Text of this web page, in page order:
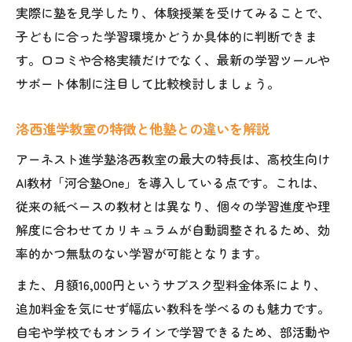
体験談から学ぶ洛西での塾選びの落とし穴
洛西の塾選びに役立つ最新情報まとめ
実際に塾を見学したり、体験授業を受けてみることで、
子どもに合った学習環境かどうか具体的に判断できま
す。口コミや合格実績だけでなく、最新の学習ツールや
サポート体制に注目して比較検討しましょう。
洛西進学教室の特徴と他塾との違いを解説
アーネスト進学塾洛西教室の最大の特長は、高校生向け
AI教材「河合塾One」を導入している点です。これは、
従来の紙ベースの教材とは異なり、個々の学習進度や理
解度に合わせてカリキュラムが自動調整されるため、効
率的かつ無駄のない学習が可能となります。
また、月額16,000円というサブスク型料金体系により、
追加料金を気にせず幅広い教科を学べるのも魅力です。
自宅や学校でもオンラインで学習できるため、部活動や